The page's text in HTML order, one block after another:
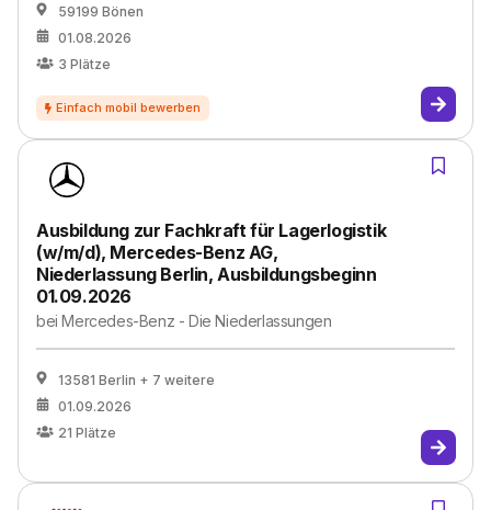
59199 Bönen
01.08.2026
3 Plätze
Ausbildung zur Fachkraft für Lagerlogistik
(w/m/d), Mercedes-Benz AG,
Niederlassung Berlin, Ausbildungsbeginn
01.09.2026
beiMercedes-Benz - Die Niederlassungen
13581 Berlin + 7 weitere
01.09.2026
21 Plätze